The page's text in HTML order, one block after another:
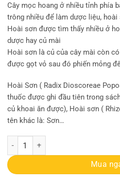
Cây mọc hoang ở nhiều tỉnh phía
trông nhiều để làm dược liệu,
Hoài sơn được tìm thấy nhiều ở
dược hay củ mài
Hoài sơn là củ của cây mài còn
được gọt vỏ sau đó phiến mỏng
Hoài Sơn ( Radix Dioscoreae
thuốc được ghi đầu tiên trong
củ khoai ăn được), Hoài sơn (
tên khác là: Sơn…
Cây củ mài | Hoài sơn | Sơn dược |
Mua